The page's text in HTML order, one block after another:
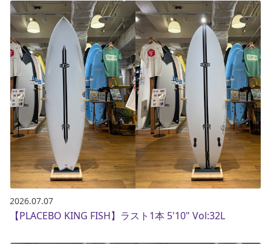
2026.07.07
【PLACEBO KING FISH】ラスト1本 5'10" Vol:32L